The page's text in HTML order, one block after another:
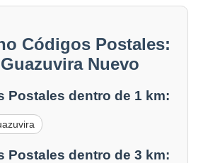
Códigos Postales:
Nuevo
Postales dentro de 1 km:
Postales dentro de 3 km: